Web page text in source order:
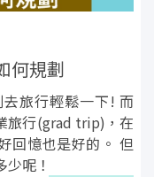
何規劃
旅行輕鬆一下! 而
旅行(grad trip)，在
回憶也是好的。 但
呢！